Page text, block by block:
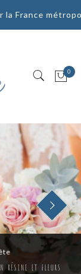
la France
0
ET FLEURS
NEXT